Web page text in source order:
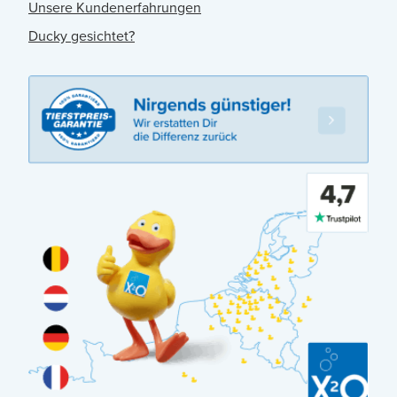
Unsere Kundenerfahrungen
Ducky gesichtet?